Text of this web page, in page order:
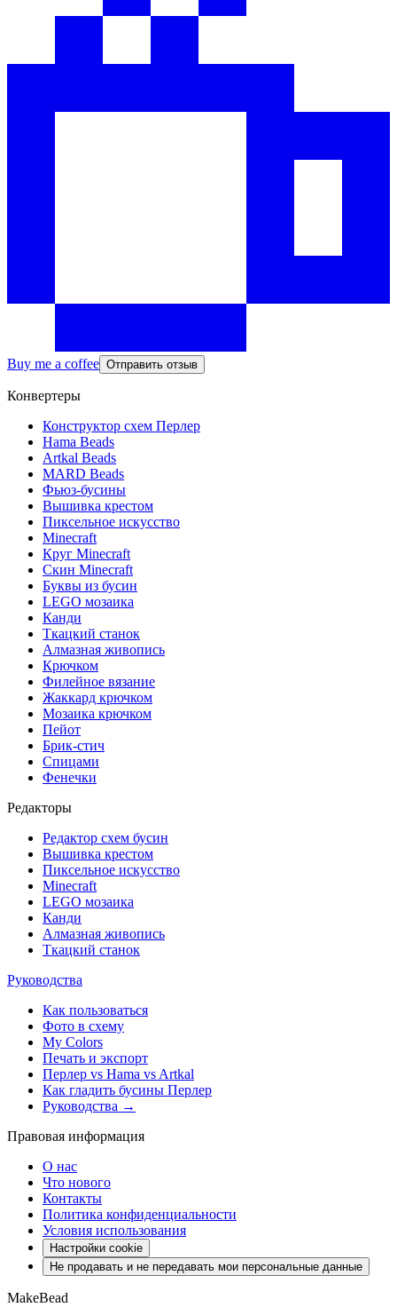
Buy me a coffee Отправить отзыв
Конвертеры
Конструктор схем Перлер
Hama Beads
Artkal Beads
MARD Beads
Фьюз-бусины
Вышивка крестом
Пиксельное искусство
Minecraft
Круг Minecraft
Скин Minecraft
Буквы из бусин
LEGO мозаика
Канди
Ткацкий станок
Алмазная живопись
Крючком
Филейное вязание
Жаккард крючком
Мозаика крючком
Пейот
Брик-стич
Спицами
Фенечки
Редакторы
Редактор схем бусин
Вышивка крестом
Пиксельное искусство
Minecraft
LEGO мозаика
Канди
Алмазная живопись
Ткацкий станок
Руководства
Как пользоваться
Фото в схему
My Colors
Печать и экспорт
Перлер vs Hama vs Artkal
Как гладить бусины Перлер
Руководства →
Правовая информация
О нас
Что нового
Контакты
Политика конфиденциальности
Условия использования
Настройки cookie
Не продавать и не передавать мои персональные данные
MakeBead